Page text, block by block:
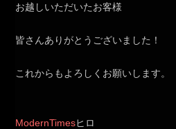
お越しいただいたお客様
皆さんありがとうございました！
これからもよろしくお願いします。
ModernTimesヒロ